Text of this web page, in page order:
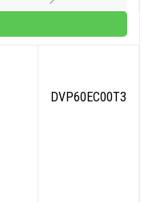
DVP60EC00T3